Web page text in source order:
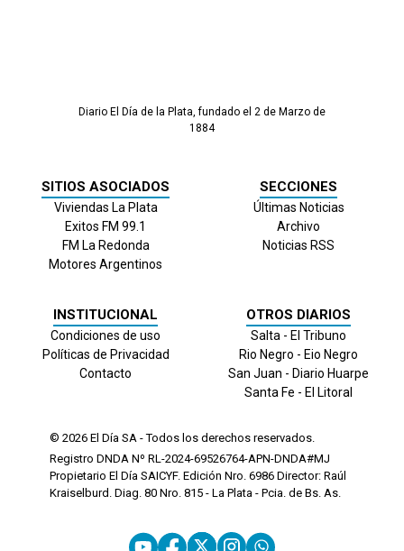
Diario El Día de la Plata, fundado el 2 de Marzo de
1884
SITIOS ASOCIADOS
Viviendas La Plata
Exitos FM 99.1
FM La Redonda
Motores Argentinos
SECCIONES
Últimas Noticias
Archivo
Noticias RSS
INSTITUCIONAL
Condiciones de uso
Políticas de Privacidad
Contacto
OTROS DIARIOS
Salta - El Tribuno
Rio Negro - Eio Negro
San Juan - Diario Huarpe
Santa Fe - El Litoral
© 2026 El Día SA - Todos los derechos reservados.
Registro DNDA Nº RL-2024-69526764-APN-DNDA#MJ
Propietario El Día SAICYF. Edición Nro. 6986 Director: Raúl
Kraiselburd. Diag. 80 Nro. 815 - La Plata - Pcia. de Bs. As.